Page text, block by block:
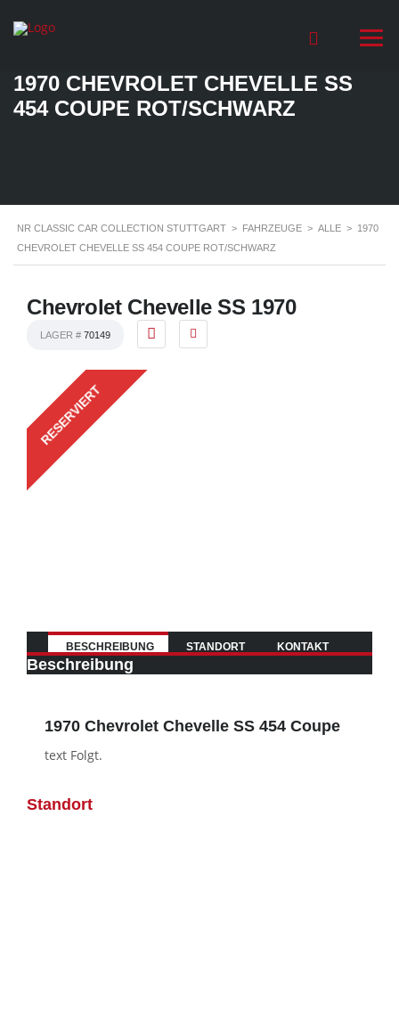
1970 CHEVROLET CHEVELLE SS
454 COUPE ROT/SCHWARZ
NR CLASSIC CAR COLLECTION STUTTGART > FAHRZEUGE > ALLE > 1970
CHEVROLET CHEVELLE SS 454 COUPE ROT/SCHWARZ
Chevrolet Chevelle SS 1970
LAGER # 70149
RESERVIERT
BESCHREIBUNG STANDORT KONTAKT
Beschreibung
1970 Chevrolet Chevelle SS 454 Coupe
text Folgt.
Standort